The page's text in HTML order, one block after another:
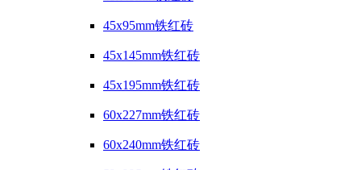
45x95mm铁红砖
45x145mm铁红砖
45x195mm铁红砖
60x227mm铁红砖
60x240mm铁红砖